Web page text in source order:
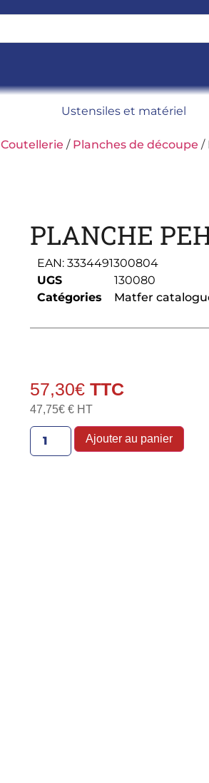
Ustensiles et matériel
Coutellerie / Planches de découpe /
PLANCHE
EAN: 3334491300804
UGS
130080
Catégories
Matfer
57,30€
47,75€€ HT
Ajouter au panier